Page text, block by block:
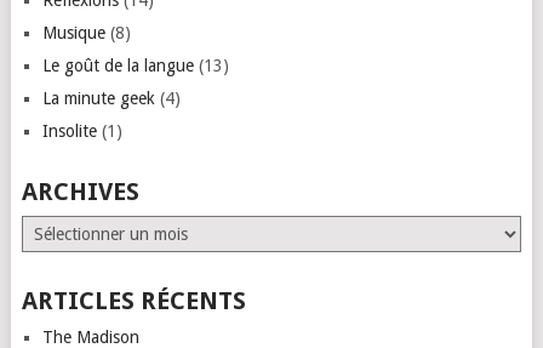
Musique(8)
Le goût de la langue(13)
La minute geek (4)
Insolite(1)
ARCHIVES
Archives
ARTICLES RÉCENTS
The Madison